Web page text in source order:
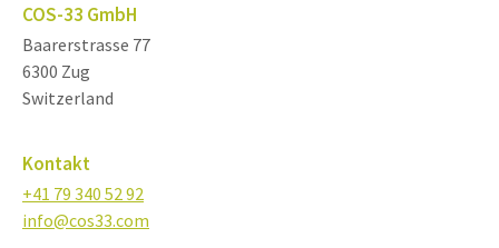
COS-33 GmbH
Baarerstrasse 77
6300 Zug
Switzerland
Kontakt
+41 79 340 52 92
info@cos33.com